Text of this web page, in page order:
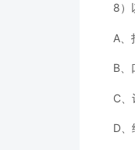
8）
A、
B、
C、
D、